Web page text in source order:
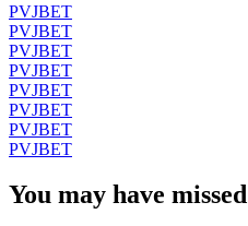
PVJBET
PVJBET
PVJBET
PVJBET
PVJBET
PVJBET
PVJBET
PVJBET
You may have missed